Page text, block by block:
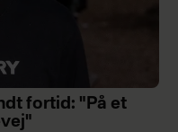
fortid: "På et